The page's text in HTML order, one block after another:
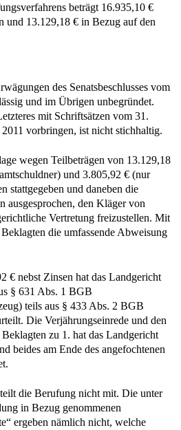
beträgt 16.935,10 €
und 13.129,18 € in Bezug auf den
des Senatsbeschlusses vom
und im Übrigen unbegründet.
mit Schriftsätzen vom 31.
vorbringen, ist nicht stichhaltig.
wegen Teilbeträgen von 13.129,18
und 3.805,92 € (nur
stattgegeben und daneben die
ausgesprochen, den Kläger von
Vertretung freizustellen. Mit
die umfassende Abweisung
€ nebst Zinsen hat das Landgericht
§ 631 Abs. 1 BGB
teils aus § 433 Abs. 2 BGB
Die Verjährungseinrede und den
zu 1. hat das Landgericht
beides am Ende des angefochtenen
die Berufung nicht mit. Die unter
in Bezug genommenen
ergeben nämlich nicht, welche